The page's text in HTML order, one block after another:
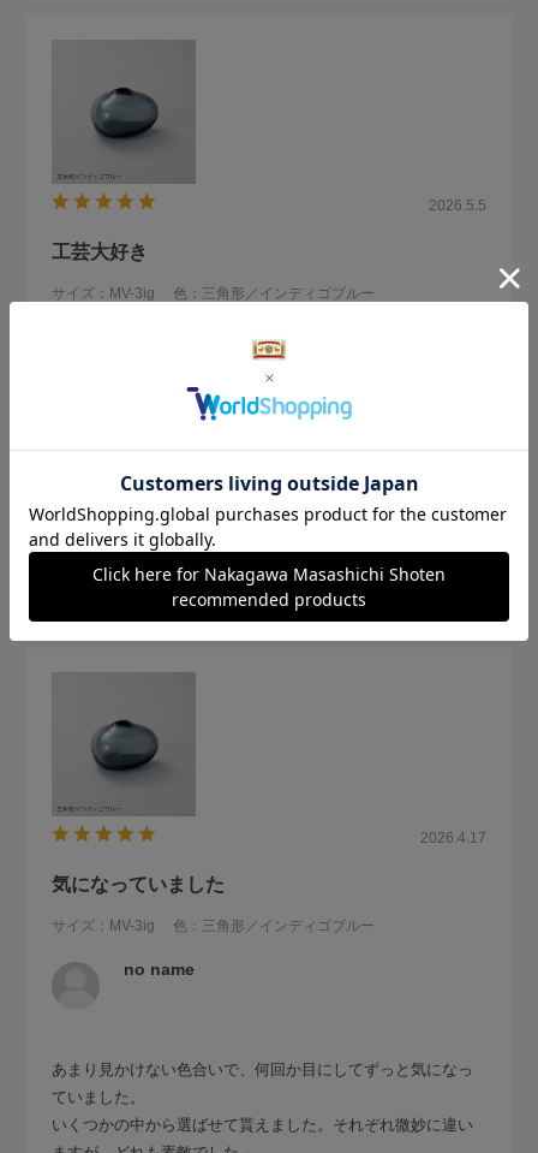
2026.5.5
工芸大好き
サイズ：MV-3ig 色：三角形／インディゴブルー
このフォルムも良いですね。
参考になった 0 Like! 0
2026.4.17
気になっていました
サイズ：MV-3ig 色：三角形／インディゴブルー
no name
あまり見かけない色合いで、何回か目にしてずっと気になっ
ていました。
いくつかの中から選ばせて貰えました。それぞれ微妙に違い